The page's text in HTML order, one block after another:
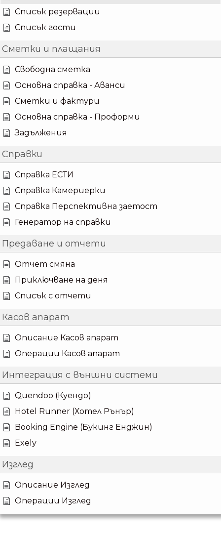
Списък резервации
Списък гости
Сметки и плащания
Свободна сметка
Основна справка - Аванси
Сметки и фактури
Основна справка - Проформи
Задължения
Справки
Справка ЕСТИ
Справка Камериерки
Справка Перспективна заетост
Генератор на справки
Предаване и отчети
Отчет смяна
Приключване на деня
Списък с отчети
Касов апарат
Описание Касов апарат
Операции Касов апарат
Интеграция с външни системи
Quendoo (Куендо)
Hotel Runner (Хотел Рънър)
Booking Engine (Букинг Енджин)
Exely
Изглед
Описание Изглед
Операции Изглед